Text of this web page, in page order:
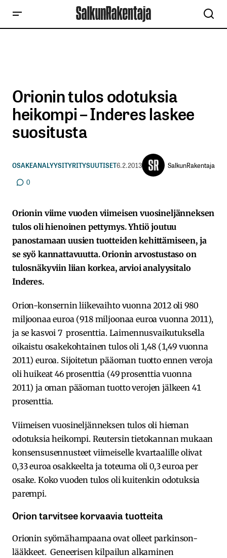
Orionin tulos odotuksia
heikompi – Inderes laskee
suositusta
OSAKEANALYYSITYRITYSUUTISET6.2.2013
SalkunRakentaja
0
Orionin viime vuoden viimeisen vuosineljänneksen
tulos oli hienoinen pettymys. Yhtiö joutuu
panostamaan uusien tuotteiden kehittämiseen, ja
se syö kannattavuutta. Orionin arvostustaso on
tulosnäkyviin liian korkea, arvioi analyysitalo
Inderes.
Orion-konsernin liikevaihto vuonna 2012 oli 980
miljoonaa euroa (918 miljoonaa euroa vuonna 2011),
ja se kasvoi 7 prosenttia. Laimennusvaikutuksella
oikaistu osakekohtainen tulos oli 1,48 (1,49 vuonna
2011) euroa. Sijoitetun pääoman tuotto ennen veroja
oli huikeat 46 prosenttia (49 prosenttia vuonna
2011) ja oman pääoman tuotto verojen jälkeen 41
prosenttia.
Viimeisen vuosineljänneksen tulos oli hieman
odotuksia heikompi. Reutersin tietokannan mukaan
konsensusennusteet viimeiselle kvartaalille olivat
0,33 euroa osakkeelta ja toteuma oli 0,3 euroa per
osake. Koko vuoden tulos oli kuitenkin odotuksia
parempi.
Orion tarvitsee korvaavia tuotteita
Orionin syömähampaana ovat olleet parkinson-
lääkkeet. Geneerisen kilpailun alkaminen